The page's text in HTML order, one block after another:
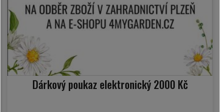
Dárkový poukaz elektronický 2000 Kč